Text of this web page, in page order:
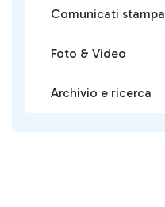
Comunicati stampa
Foto & Video
Archivio e ricerca